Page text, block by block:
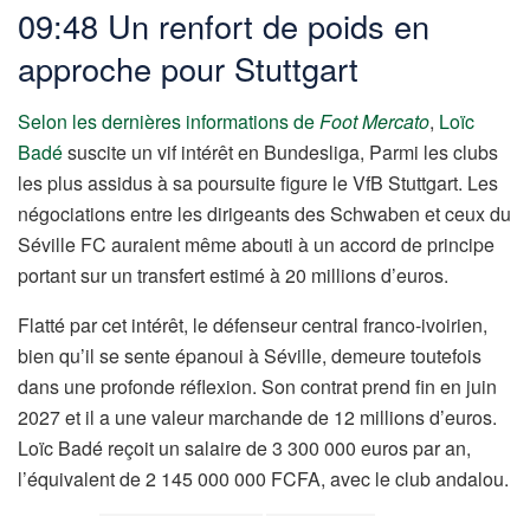
09:48 Un renfort de poids en
approche pour Stuttgart
Selon les dernières informations deFoot Mercato, Loïc
Badésuscite un vif intérêt en Bundesliga, Parmi les clubs
les plus assidus à sa poursuite figure le VfB Stuttgart. Les
négociations entre les dirigeants des Schwaben et ceux du
Séville FC auraient même abouti à un accord de principe
portant sur un transfert estimé à 20 millions d’euros.
Flatté par cet intérêt, le défenseur central franco-ivoirien,
bien qu’il se sente épanoui à Séville, demeure toutefois
dans une profonde réflexion. Son contrat prend fin en juin
2027 et il a une valeur marchande de 12 millions d’euros.
Loïc Badé reçoit un salaire de 3 300 000 euros par an,
l’équivalent de 2 145 000 000 FCFA, avec le club andalou.